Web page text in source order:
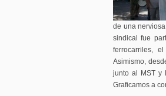
de una
sindical fue
ferrocarriles,
Asimismo,
junto al MST y
Graficamos a